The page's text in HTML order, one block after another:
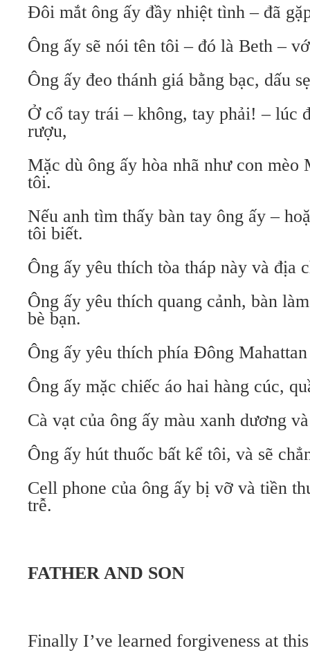
Đôi mắt ông ấy đầy nhiệt tình – đã
Ông ấy sẽ nói tên tôi – đó là Beth –
Ông ấy đeo thánh giá bằng bạc, dấu
Ở cổ tay trái – không, tay phải! – lúc
rượu,
Mặc dù ông ấy hòa nhã như con
tôi.
Nếu anh tìm thấy bàn tay ông ấy –
tôi biết.
Ông ấy yêu thích tòa tháp này và địa
Ông ấy yêu thích quang cảnh, bàn
bè bạn.
Ông ấy yêu thích phía Đông
Ông ấy mặc chiếc áo hai hàng cúc,
Cà vạt của ông ấy màu xanh dương
Ông ấy hút thuốc bất kể tôi, và sẽ
Cell phone của ông ấy bị vỡ và tiền
trễ.
FATHER AND SON
Finally I’ve learned forgiveness at